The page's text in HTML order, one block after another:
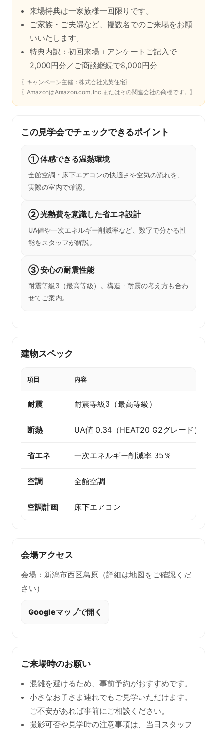
来場特典は一家族様一回限りです。
ご家族・ご夫婦など、複数名でのご来場をお願
いいたします。
特典内訳：初回来場＋アンケートご記入で
2,000円分／ご商談継続で8,000円分
〖キャンペーン主催：株式会社光英住宅〗
〖AmazonはAmazon.com, Inc.またはその関連会社の商標です。〗
この見学会でチェックできるポイント
① 体感できる温熱環境
全館空調・床下エアコンの快適さや空気の流れを、
実際の室内で確認。
② 光熱費を意識した省エネ設計
UA値や一次エネルギー削減率など、数字で分かる性
能をスタッフが解説。
③ 安心の耐震性能
耐震等級3（最高等級）。構造・耐震の考え方も合わ
せてご案内。
建物スペック
項目 内容
耐震 耐震等級3（最高等級）
断熱 UA値 0.34（HEAT20 G2グレード）
省エネ 一次エネルギー削減率 35％
空調 全館空調
空調計画 床下エアコン
会場アクセス
会場：新潟市西区鳥原（詳細は地図をご確認くだ
さい）
Googleマップで開く
ご来場時のお願い
混雑を避けるため、事前予約がおすすめです。
小さなお子さま連れでもご見学いただけます。
ご不安があれば事前にご相談ください。
撮影可否や見学時の注意事項は、当日スタッフ